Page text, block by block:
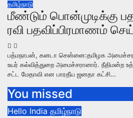
தமிழ்நாடு
மீண்டும் பொன்முடிக்கு
ரவி பதவிப்பிரமாணம்
பத்மநாபன், கனடா சென்னை:தமிழக
உயர் கல்வித்துறை அமைச்சரானார். நீதிமன்ற
சட்ட மேதாவி என பாரதீய ஜனதா கட்சி…
You missed
Hello India தமிழ்நாடு